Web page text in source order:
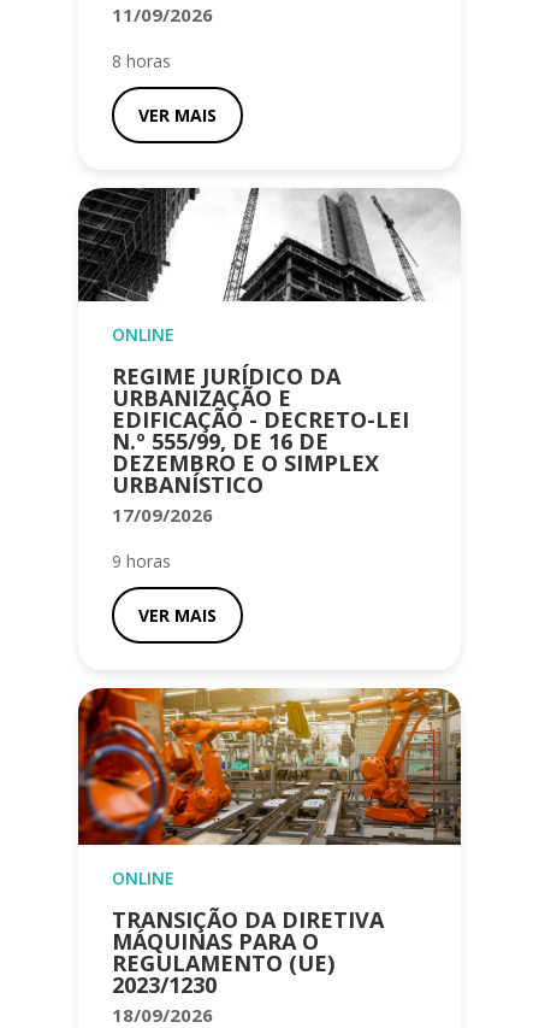
11/09/2026
8 horas
VER MAIS
ONLINE
REGIME JURÍDICO DA
URBANIZAÇÃO E
EDIFICAÇÃO - DECRETO-LEI
N.º 555/99, DE 16 DE
DEZEMBRO E O SIMPLEX
URBANÍSTICO
17/09/2026
9 horas
VER MAIS
ONLINE
TRANSIÇÃO DA DIRETIVA
MÁQUINAS PARA O
REGULAMENTO (UE)
2023/1230
18/09/2026